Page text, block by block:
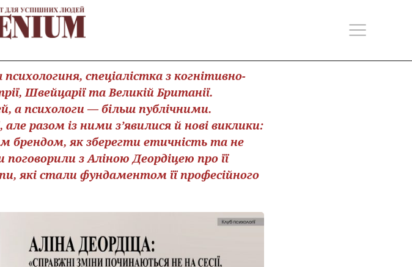
спеціалістка з когнітивно-
Швейцарії та Великій Британії.
а психологи — більш публічними.
разом із ними з’явилися й нові виклики:
брендом, як зберегти етичність та не
з Аліною Деордіцею про її
які стали фундаментом її професійного